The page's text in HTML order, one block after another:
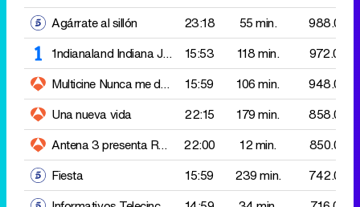
Una nueva vida
22:15 179 min.
858.000
Antena 3 presentaRenacer 22:00 12 min.
850.000
Fiesta
15:59 239 min.
742.000
Informativos Telecinco 15:00
14:59 34 min.
716.000
Informativos Telecinco 21:00
19:59 16 min.
715.000
Telediario Fin de Semana 2
21:00 45 min.
708.000
Multicine 2Mensaje de amor en una botella 17:46 91 min.
698.000